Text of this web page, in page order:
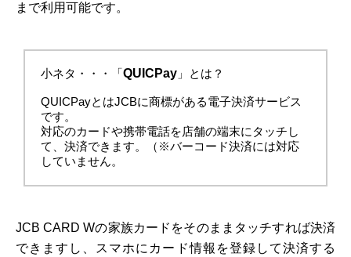
まで利用可能です。
小ネタ・・・「QUICPay 」とは？
QUICPayとはJCBに商標がある電子決済サービス
です。
対応のカードや携帯電話を店舗の端末にタッチし
て、決済できます。（※バーコード決済には対応
していません。
JCB CARD Wの家族カードをそのままタッチすれば決済
できますし、スマホにカード情報を登録して決済する